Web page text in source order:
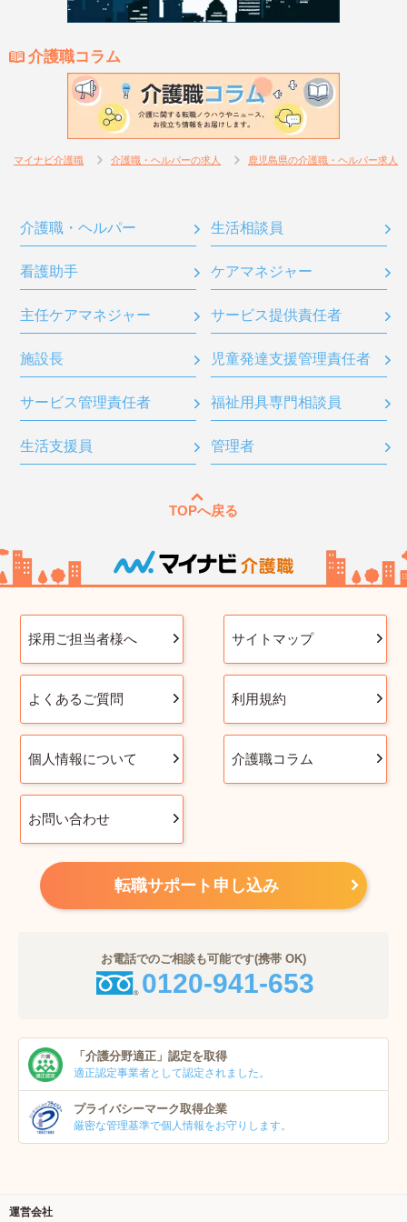
介護職コラム
マイナビ介護職 介護職・ヘルパーの求人 鹿児島県の介護職・ヘルパー求人
介護職・ヘルパー 生活相談員
看護助手 ケアマネジャー
主任ケアマネジャー サービス提供責任者
施設長 児童発達支援管理責任者
サービス管理責任者 福祉用具専門相談員
生活支援員 管理者
TOPへ戻る
採用ご担当者様へ サイトマップ
よくあるご質問 利用規約
個人情報について 介護職コラム
お問い合わせ
転職サポート申し込み
お電話でのご相談も可能です(携帯 OK)
0120-941-653
「介護分野適正」 認定を取得
適正認定事業者として認定されました。
プライバシーマーク取得企業
厳密な管理基準で個人情報をお守りします。
運営会社